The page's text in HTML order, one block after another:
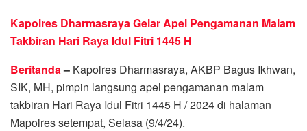
Kapolres Dharmasraya Gelar Apel Pengamanan Malam
Takbiran Hari Raya Idul Fitri 1445 H
Beritanda– Kapolres Dharmasraya, AKBP Bagus Ikhwan,
SIK, MH, pimpin langsung apel pengamanan malam
takbiran Hari Raya Idul Fitri 1445 H / 2024 di halaman
Mapolres setempat, Selasa (9/4/24).